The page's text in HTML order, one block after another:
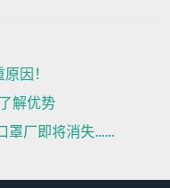
因！
解优势
罩厂即将消失……